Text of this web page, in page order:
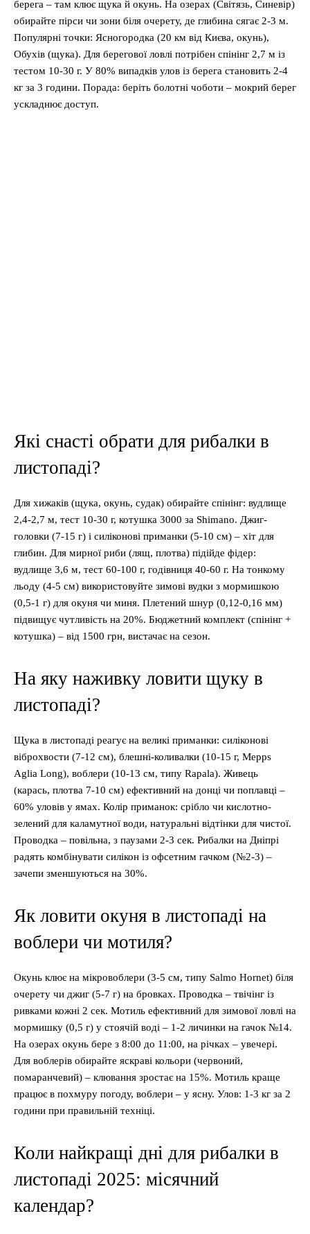
берега – там клює щука й окунь. На озерах (Світязь, Синевір)
обирайте пірси чи зони біля очерету, де глибина сягає 2-3 м.
Популярні точки: Ясногородка (20 км від Києва, окунь),
Обухів (щука). Для берегової ловлі потрібен спінінг 2,7 м із
тестом 10-30 г. У 80% випадків улов із берега становить 2-4
кг за 3 години. Порада: беріть болотні чоботи – мокрий берег
ускладнює доступ.
Які снасті обрати для рибалки в
листопаді?
Для хижаків (щука, окунь, судак) обирайте спінінг: вудлище
2,4-2,7 м, тест 10-30 г, котушка 3000 за Shimano. Джиг-
головки (7-15 г) і силіконові приманки (5-10 см) – хіт для
глибин. Для мирної риби (лящ, плотва) підійде фідер:
вудлище 3,6 м, тест 60-100 г, годівниця 40-60 г. На тонкому
льоду (4-5 см) використовуйте зимові вудки з мормишкою
(0,5-1 г) для окуня чи миня. Плетений шнур (0,12-0,16 мм)
підвищує чутливість на 20%. Бюджетний комплект (спінінг +
котушка) – від 1500 грн, вистачає на сезон.
На яку наживку ловити щуку в
листопаді?
Щука в листопаді реагує на великі приманки: силіконові
віброхвости (7-12 см), блешні-коливалки (10-15 г, Mepps
Aglia Long), воблери (10-13 см, типу Rapala). Живець
(карась, плотва 7-10 см) ефективний на донці чи поплавці –
60% уловів у ямах. Колір приманок: срібло чи кислотно-
зелений для каламутної води, натуральні відтінки для чистої.
Проводка – повільна, з паузами 2-3 сек. Рибалки на Дніпрі
радять комбінувати силікон із офсетним гачком (№2-3) –
зачепи зменшуються на 30%.
Як ловити окуня в листопаді на
воблери чи мотиля?
Окунь клює на мікровоблери (3-5 см, типу Salmo Hornet) біля
очерету чи джиг (5-7 г) на бровках. Проводка – твічінг із
ривками кожні 2 сек. Мотиль ефективний для зимової ловлі на
мормишку (0,5 г) у стоячій воді – 1-2 личинки на гачок №14.
На озерах окунь бере з 8:00 до 11:00, на річках – увечері.
Для воблерів обирайте яскраві кольори (червоний,
помаранчевий) – клювання зростає на 15%. Мотиль краще
працює в похмуру погоду, воблери – у ясну. Улов: 1-3 кг за 2
години при правильній техніці.
Коли найкращі дні для рибалки в
листопаді 2025: місячний
календар?